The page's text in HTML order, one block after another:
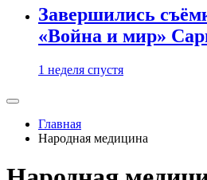
Завершились
«Война и мир»
1 неделя спустя
Главная
Народная медицина